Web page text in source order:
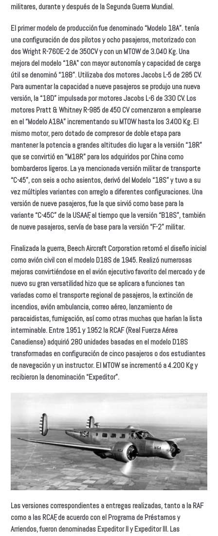
militares, durante y después de la Segunda Guerra Mundial.
El primer modelo de producción fue denominado “Modelo 18A”. tenía
una configuración de dos pilotos y ocho pasajeros, motorizado con
dos Wright R-760E-2 de 350CV y con un MTOW de 3.040 Kg. Una
mejora del modelo “18A" con mayor autonomía y capacidad de carga
útil se denominó “18B”. Utilizaba dos motores Jacobs L-5 de 285 CV.
Para aumentar la capacidad a nueve pasajeros se produjo una nueva
versión, la “18D” impulsada por motores Jacobs L-6 de 330 CV. Los
motores Pratt & Whitney R-985 de 450 CV comenzaron a emplearse
en el “Modelo A18A” incrementando su MTOW hasta los 3.400 Kg. El
mismo motor, pero dotado de compresor de doble etapa para
mantener la potencia a grandes altitudes dio lugar a la versión “18R”
que se convirtió en “M18R” para los adquiridos por China como
bombarderos ligeros. La ya mencionada versión militar de transporte
“C-45”, con seis a ocho asientos, derivó del Modelo “18S” y tuvo a su
vez múltiples variantes con arreglo a diferentes configuraciones. Una
versión de nueve pasajeros, fue la que sirvió como base para la
variante “C-45C” de la USAAF, al tiempo que la versión “B18S”, también
de nueve pasajeros, servía de base para la versión “F-2” militar.
Finalizada la guerra, Beech Aircraft Corporation retomó el diseño inicial
como avión civil con el modelo D18S de 1945. Realizó numerosas
mejoras convirtiéndose en el avión ejecutivo favorito del mercado y de
nuevo su gran versatilidad hizo que se aplicara a funciones tan
variadas como el transporte regional de pasajeros, la extinción de
incendios, avión ambulancia, correo aéreo, lanzamiento de
paracaidistas, fumigación, así como otras muchas que harían la lista
interminable. Entre 1951 y 1952 la RCAF (Real Fuerza Aérea
Canadiense) adquirió 280 unidades basadas en el modelo D18S
transformadas en configuración de cinco pasajeros o dos estudiantes
de navegación y un instructor. El MTOW se incrementó a 4.200 Kg y
recibieron la denominación “Expeditor”.
Las versiones correspondientes a entregas realizadas, tanto a la RAF
como a las RCAF, de acuerdo con el Programa de Préstamos y
Arriendos, fueron denominadas Expeditor II y Expeditor III. Las